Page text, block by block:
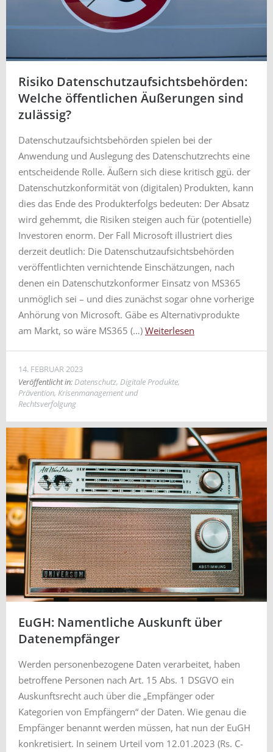
Risiko Datenschutzaufsichtsbehörden:
Welche öffentlichen Äußerungen sind
zulässig?
Datenschutzaufsichtsbehörden spielen bei der
Anwendung und Auslegung des Datenschutzrechts eine
entscheidende Rolle. Äußern sich diese kritisch ggü. der
Datenschutzkonformität von (digitalen) Produkten, kann
dies das Ende des Produkterfolgs bedeuten: Der Absatz
wird gehemmt, die Risiken steigen auch für (potentielle)
Investoren enorm. Der Fall Microsoft illustriert dies
derzeit deutlich: Die Datenschutzaufsichtsbehörden
veröffentlichten vernichtende Einschätzungen, nach
denen ein Datenschutzkonformer Einsatz von MS365
unmöglich sei – und dies zunächst sogar ohne vorherige
Anhörung von Microsoft. Gäbe es Alternativprodukte
am Markt, so wäre MS365 (…) Weiterlesen
14. FEBRUAR 2023
Veröffentlicht in:Datenschutz, Digitale Produkte,
Prävention, Krisenmanagement und
Rechtsverfolgung
EuGH: Namentliche Auskunft über
Datenempfänger
Werden personenbezogene Daten verarbeitet, haben
betroffene Personen nach Art. 15 Abs. 1 DSGVO ein
Auskunftsrecht auch über die „Empfänger oder
Kategorien von Empfängern“ der Daten. Wie genau die
Empfänger benannt werden müssen, hat nun der EuGH
konkretisiert. In seinem Urteil vom 12.01.2023 (Rs. C-